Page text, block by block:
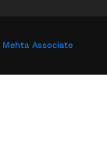
Mehta Associate